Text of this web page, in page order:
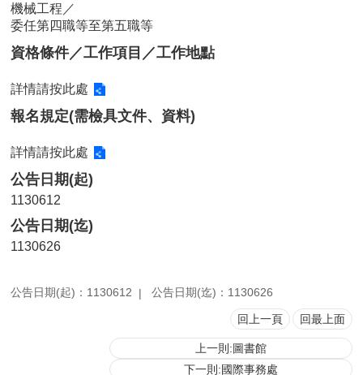
常
用
表
單
各
類
專
區
查
詢
事
項
網
機械工程／
委任第四職等至第五職等
資格條件／工作項目／工作地點
詳情請按此處
報名規定(需檢具文件、資料)
詳情請按此處
公告日期(起)
1130612
公告日期(迄)
1130626
公告日期(起)：1130612 公告日期(迄)：1130626
回上一頁 回最上面
上一則:圖書館
下一則:國際事務處